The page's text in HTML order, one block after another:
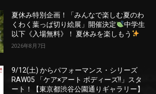
夏休み特別企画！「みんなで楽しむ夏のわ
くわく葉っぱ切り絵展」開催決定
中学生
以下《入場無料》！ 夏休みを楽しもう
2026年8月7日
9/12(土) からパフォーマンス・シリーズ
RAW05 「ケア×アート ボディーズ!!」スタ
ート！【東京都渋谷公園通りギャラリー】